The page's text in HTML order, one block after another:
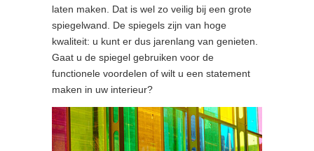
laten maken. Dat is wel zo veilig bij een grote
spiegelwand. De spiegels zijn van hoge
kwaliteit: u kunt er dus jarenlang van genieten.
Gaat u de spiegel gebruiken voor de
functionele voordelen of wilt u een statement
maken in uw interieur?